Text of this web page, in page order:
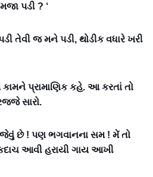
પડી ? ‘
તેવી જ મને પડી, થોડીક વધારે ખરી
પ્રામાણિક કહે. આ કરતાં તો
સારો.
જેવું છે ! પણ ભગવાનના સમ ! મેં તો
આવી હરાયી ગાય આખી